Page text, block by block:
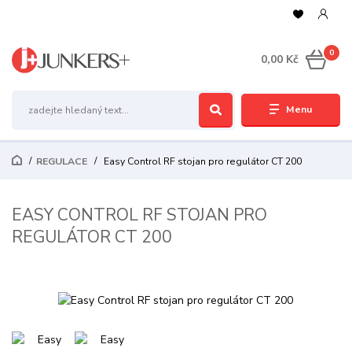
Menu
0
0,00 Kč
REGULACE Easy Control RF stojan pro regulátor CT 200
EASY CONTROL RF STOJAN PRO
REGULÁTOR CT 200